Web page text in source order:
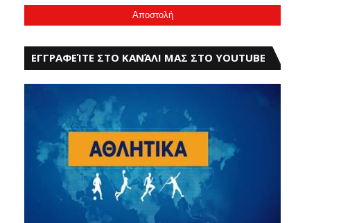
ΕΓΓΡΑΦΕΊΤΕ ΣΤΟ ΚΑΝΆΛΙ ΜΑΣ ΣΤΟ YOUTUBE